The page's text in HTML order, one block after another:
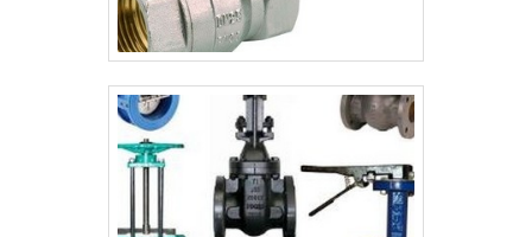
lubrificante. Nosso serviço inclui
desidratação eficaz, eliminando a umidade
Remoção de Verniz: Com o tempo, o óleo
pode acumular verniz e resíduos que
afetam o funcionamento dos
equipamentos. Aplicamos técnicas
especializadas para remover esses